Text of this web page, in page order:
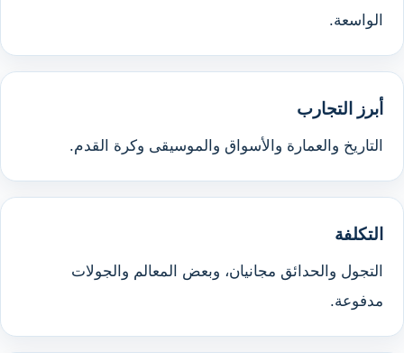
الواسعة.
أبرز التجارب
التاريخ والعمارة والأسواق والموسيقى وكرة القدم.
التكلفة
التجول والحدائق مجانيان، وبعض المعالم والجولات
مدفوعة.